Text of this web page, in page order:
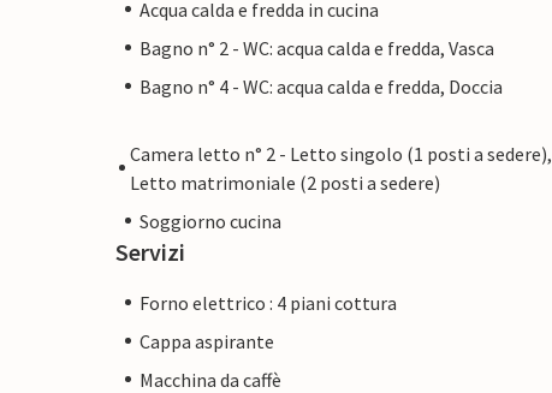
Acqua calda e fredda in cucina
Bagno n° 2 - WC: acqua calda e fredda, Vasca
Bagno n° 4 - WC: acqua calda e fredda, Doccia
Camera letto n° 2 - Letto singolo (1 posti a sedere),
Letto matrimoniale (2 posti a sedere)
Soggiorno cucina
Servizi
Forno elettrico : 4 piani cottura
Cappa aspirante
Macchina da caffè